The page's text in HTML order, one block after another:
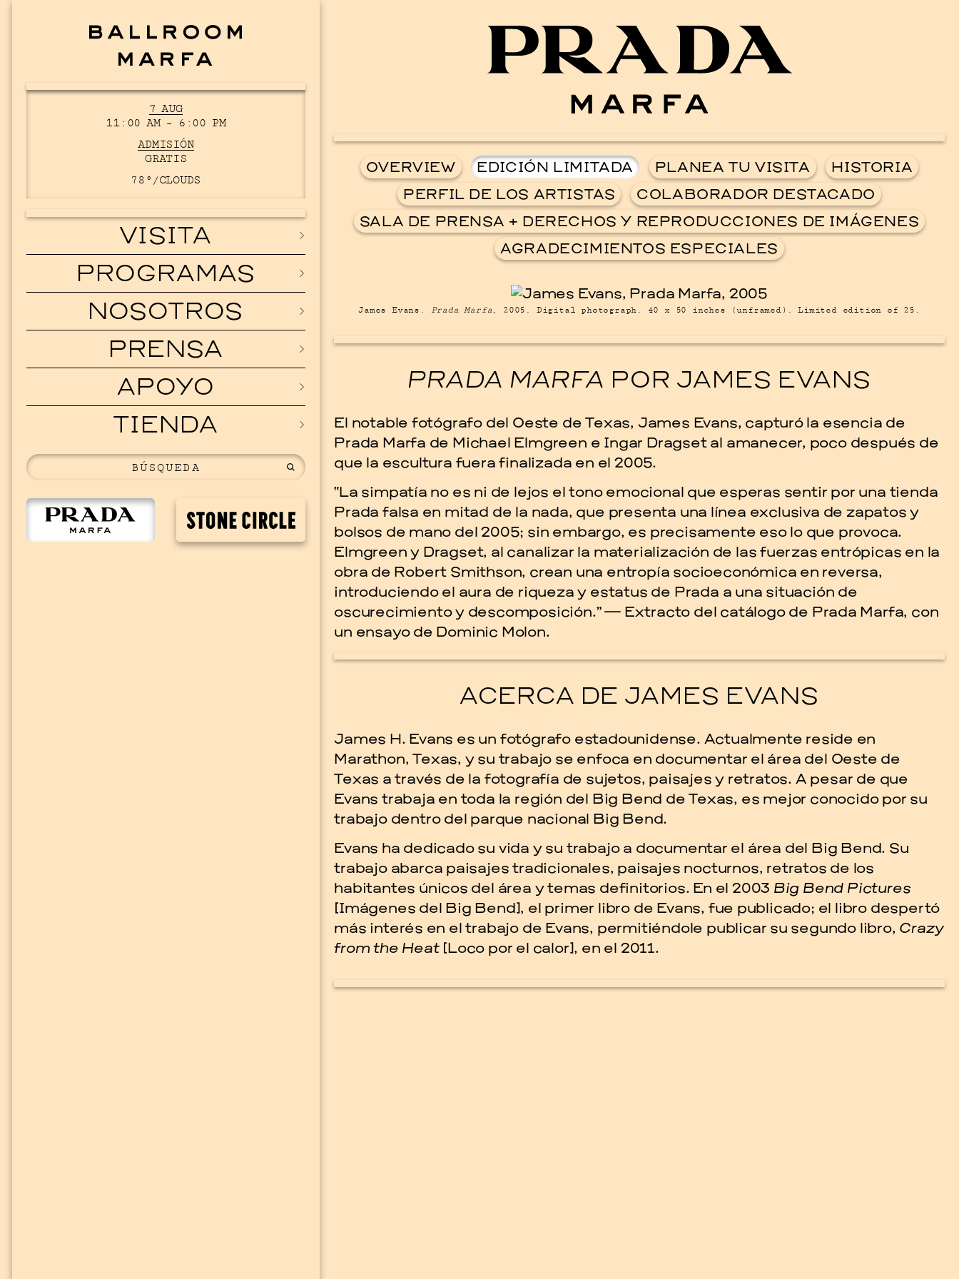
MUSICA
ISSY WOOD
EVENTS
2026
NOVEMBER 19, 2026
7 AUG
11:00 AM – 6:00 PM
ADMISIÓN
GRATIS
78°/CLOUDS
VISITA
PROGRAMAS
NOSOTROS
PRENSA
APOYO
TIENDA
Prada Marfa Stone Circle
OVERVIEW EDICIÓN LIMITADA PLANEA TU VISITA
HISTORIA
PERFIL DE LOS ARTISTAS
COLABORADOR DESTACADO
SALA DE PRENSA + DERECHOS Y REPRODUCCIONES DE IMÁGENES
AGRADECIMIENTOS ESPECIALES
James Evans. Prada Marfa, 2005. Digital photograph. 40 x 50 inches (unframed). Limited edition of 25.
PRADA MARFA POR JAMES EVANS
El notable fotógrafo del Oeste de Texas, James Evans, capturó la esencia de
Prada Marfa de Michael Elmgreen e Ingar Dragset al amanecer, poco después de
que la escultura fuera finalizada en el 2005.
“La simpatía no es ni de lejos el tono emocional que esperas sentir por una tienda
Prada falsa en mitad de la nada, que presenta una línea exclusiva de zapatos y
bolsos de mano del 2005; sin embargo, es precisamente eso lo que provoca.
Elmgreen y Dragset, al canalizar la materialización de las fuerzas entrópicas en la
obra de Robert Smithson, crean una entropía socioeconómica en reversa,
introduciendo el aura de riqueza y estatus de Prada a una situación de
oscurecimiento y descomposición.” — Extracto del catálogo de Prada Marfa, con
un ensayo de Dominic Molon.
ACERCA DE JAMES EVANS
James H. Evans es un fotógrafo estadounidense. Actualmente reside en
Marathon, Texas, y su trabajo se enfoca en documentar el área del Oeste de
Texas a través de la fotografía de sujetos, paisajes y retratos. A pesar de que
Evans trabaja en toda la región del Big Bend de Texas, es mejor conocido por su
trabajo dentro del parque nacional Big Bend.
Evans ha dedicado su vida y su trabajo a documentar el área del Big Bend. Su
trabajo abarca paisajes tradicionales, paisajes nocturnos, retratos de los
habitantes únicos del área y temas definitorios. En el 2003 Big Bend Pictures
[Imágenes del Big Bend], el primer libro de Evans, fue publicado; el libro despertó
más interés en el trabajo de Evans, permitiéndole publicar su segundo libro, Crazy
from the Heat[Loco por el calor], en el 2011.